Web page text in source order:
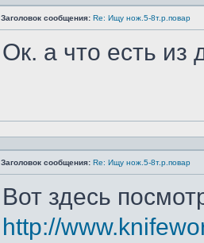
Заголовок сообщения: Re: Ищу нож.5-8т.р.повар
Ок. а что есть из
Заголовок сообщения: Re: Ищу нож.5-8т.р.повар
Вот здесь
http://